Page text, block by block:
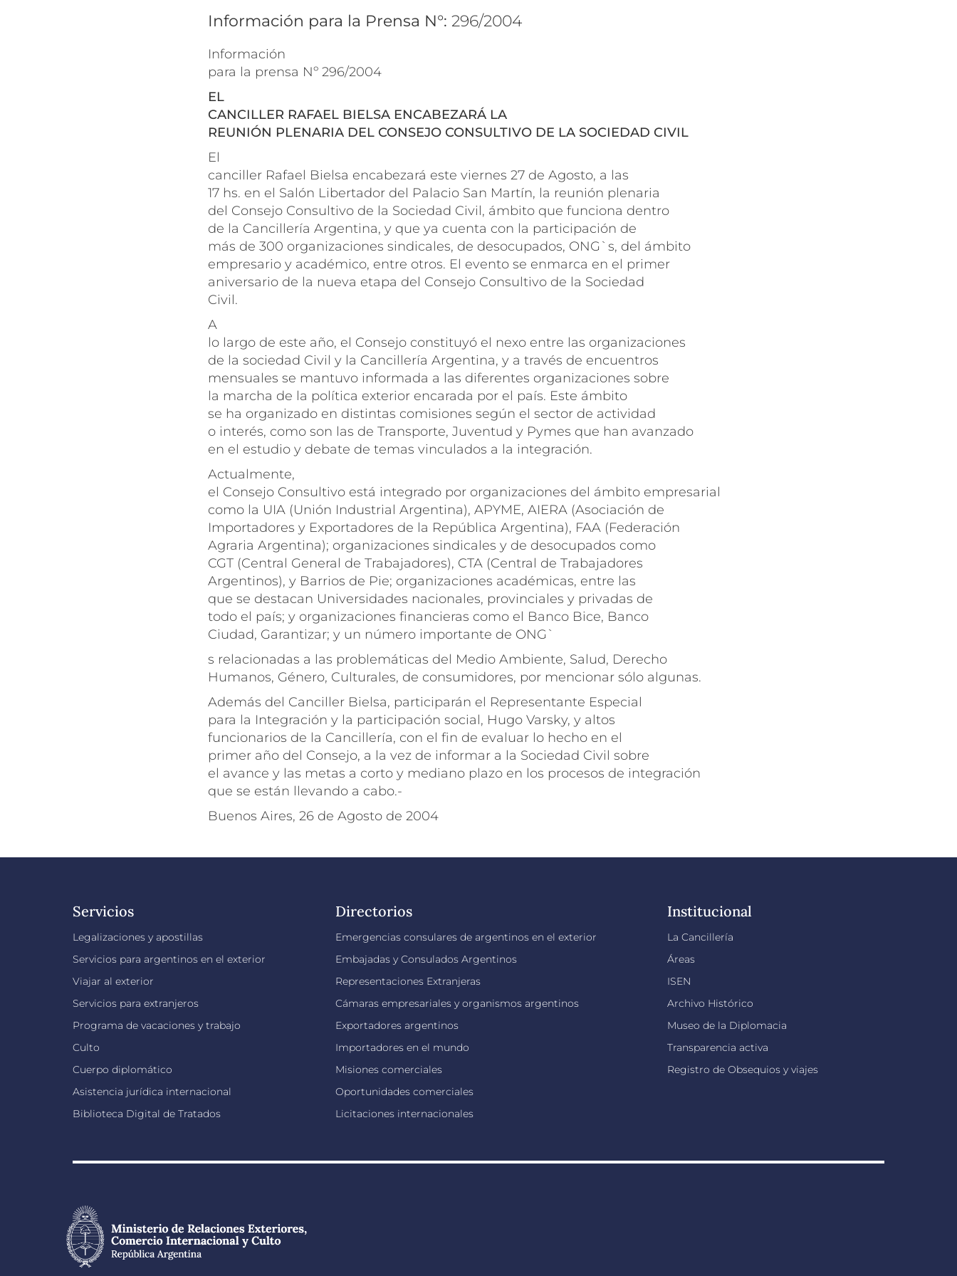
Información para la Prensa N°: 296/2004
Información
para la prensa Nº 296/2004
EL
CANCILLER RAFAEL BIELSA ENCABEZARÁ LA
REUNIÓN PLENARIA DEL CONSEJO CONSULTIVO DE LA SOCIEDAD CIVIL
El
canciller Rafael Bielsa encabezará este viernes 27 de Agosto, a las
17 hs. en el Salón Libertador del Palacio San Martín, la reunión plenaria
del Consejo Consultivo de la Sociedad Civil, ámbito que funciona dentro
de la Cancillería Argentina, y que ya cuenta con la participación de
más de 300 organizaciones sindicales, de desocupados, ONG`s, del ámbito
empresario y académico, entre otros. El evento se enmarca en el primer
aniversario de la nueva etapa del Consejo Consultivo de la Sociedad
Civil.
A
lo largo de este año, el Consejo constituyó el nexo entre las organizaciones
de la sociedad Civil y la Cancillería Argentina, y a través de encuentros
mensuales se mantuvo informada a las diferentes organizaciones sobre
la marcha de la política exterior encarada por el país. Este ámbito
se ha organizado en distintas comisiones según el sector de actividad
o interés, como son las de Transporte, Juventud y Pymes que han avanzado
en el estudio y debate de temas vinculados a la integración.
Actualmente,
el Consejo Consultivo está integrado por organizaciones del ámbito empresarial
como la UIA (Unión Industrial Argentina), APYME, AIERA (Asociación de
Importadores y Exportadores de la República Argentina), FAA (Federación
Agraria Argentina); organizaciones sindicales y de desocupados como
CGT (Central General de Trabajadores), CTA (Central de Trabajadores
Argentinos), y Barrios de Pie; organizaciones académicas, entre las
que se destacan Universidades nacionales, provinciales y privadas de
todo el país; y organizaciones financieras como el Banco Bice, Banco
Ciudad, Garantizar; y un número importante de ONG`
s relacionadas a las problemáticas del Medio Ambiente, Salud, Derecho
Humanos, Género, Culturales, de consumidores, por mencionar sólo algunas.
Además del Canciller Bielsa, participarán el Representante Especial
para la Integración y la participación social, Hugo Varsky, y altos
funcionarios de la Cancillería, con el fin de evaluar lo hecho en el
primer año del Consejo, a la vez de informar a la Sociedad Civil sobre
el avance y las metas a corto y mediano plazo en los procesos de integración
que se están llevando a cabo.-
Buenos Aires, 26 de Agosto de 2004
Servicios
Legalizaciones y apostillas
Servicios para argentinos en el exterior
Viajar al exterior
Servicios para extranjeros
Programa de vacaciones y trabajo
Culto
Cuerpo diplomático
Asistencia jurídica internacional
Biblioteca Digital de Tratados
Directorios
Emergencias consulares de argentinos en el exterior
Embajadas y Consulados Argentinos
Representaciones Extranjeras
Cámaras empresariales y organismos argentinos
Exportadores argentinos
Importadores en el mundo
Misiones comerciales
Oportunidades comerciales
Licitaciones internacionales
Institucional
La Cancillería
Áreas
ISEN
Archivo Histórico
Museo de la Diplomacia
Transparencia activa
Registro de Obsequios y viajes